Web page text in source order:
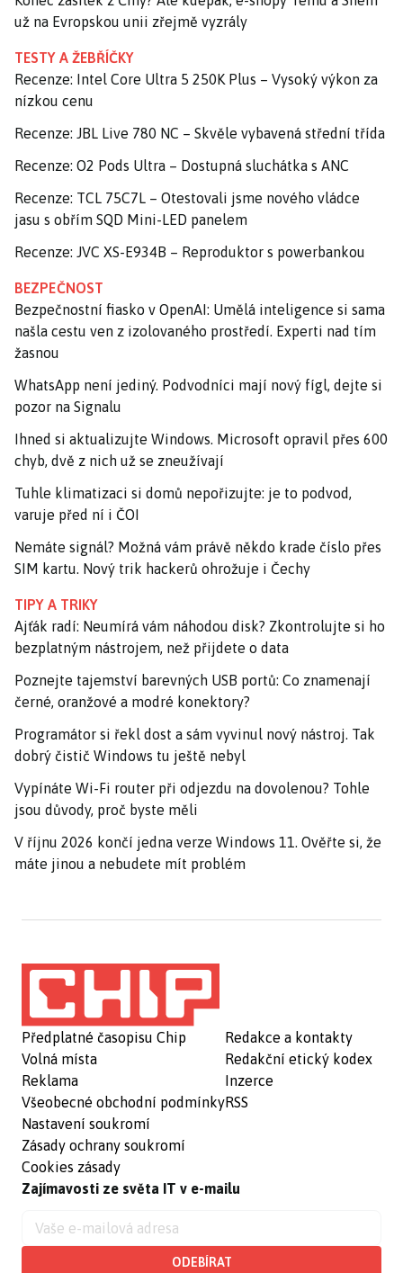
už na Evropskou unii zřejmě vyzrály
TESTY A ŽEBŘÍČKY
Recenze: Intel Core Ultra 5 250K Plus – Vysoký výkon za
nízkou cenu
Recenze: JBL Live 780 NC – Skvěle vybavená střední třída
Recenze: O2 Pods Ultra – Dostupná sluchátka s ANC
Recenze: TCL 75C7L – Otestovali jsme nového vládce
jasu s obřím SQD Mini-LED panelem
Recenze: JVC XS-E934B – Reproduktor s powerbankou
BEZPEČNOST
Bezpečnostní fiasko v OpenAI: Umělá inteligence si sama
našla cestu ven z izolovaného prostředí. Experti nad tím
žasnou
WhatsApp není jediný. Podvodníci mají nový fígl, dejte si
pozor na Signalu
Ihned si aktualizujte Windows. Microsoft opravil přes 600
chyb, dvě z nich už se zneužívají
Tuhle klimatizaci si domů nepořizujte: je to podvod,
varuje před ní i ČOI
Nemáte signál? Možná vám právě někdo krade číslo přes
SIM kartu. Nový trik hackerů ohrožuje i Čechy
TIPY A TRIKY
Ajťák radí: Neumírá vám náhodou disk? Zkontrolujte si ho
bezplatným nástrojem, než přijdete o data
Poznejte tajemství barevných USB portů: Co znamenají
černé, oranžové a modré konektory?
Programátor si řekl dost a sám vyvinul nový nástroj. Tak
dobrý čistič Windows tu ještě nebyl
Vypínáte Wi-Fi router při odjezdu na dovolenou? Tohle
jsou důvody, proč byste měli
V říjnu 2026 končí jedna verze Windows 11. Ověřte si, že
máte jinou a nebudete mít problém
Předplatné časopisu Chip
Volná místa
Reklama
Všeobecné obchodní podmínky
Nastavení soukromí
Zásady ochrany soukromí
Cookies zásady
Redakce a kontakty
Redakční etický kodex
Inzerce
RSS
Zajímavosti ze světa IT v e-mailu
ODEBÍRAT